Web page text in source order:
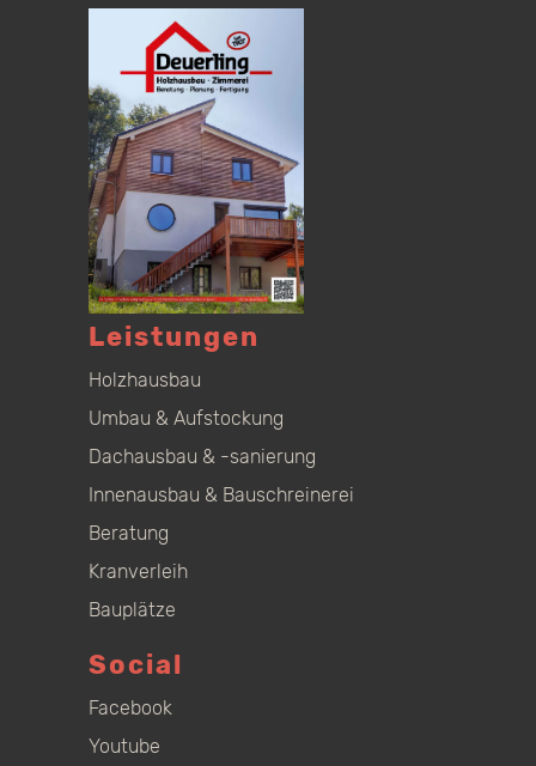
Leistungen
Holzhausbau
Umbau & Aufstockung
Dachausbau & -sanierung
Innenausbau & Bauschreinerei
Beratung
Kranverleih
Bauplätze
Social
Facebook
Youtube